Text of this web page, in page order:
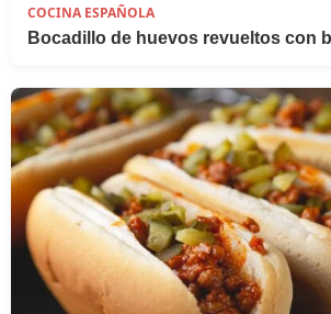
COCINA ESPAÑOLA
Bocadillo de huevos revueltos con